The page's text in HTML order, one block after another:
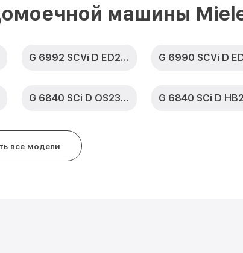
теплообменника G 6865 SCVi XXL D
2,0 Miele
машины
G 6992 SCVi D ED230 2,0 k2o
G 6840 SCi D OS230 2,0
все модели